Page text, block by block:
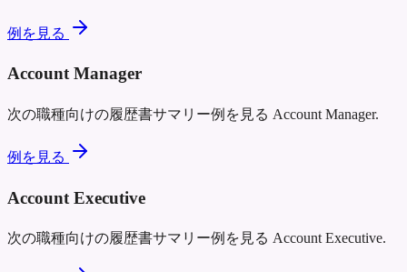
例を見る
Account Manager
次の職種向けの履歴書サマリー例を見る Account Manager.
例を見る
Account Executive
次の職種向けの履歴書サマリー例を見る Account Executive.